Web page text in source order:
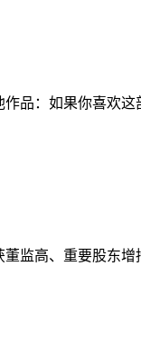
品：如果你喜欢
董监高、重要股东增